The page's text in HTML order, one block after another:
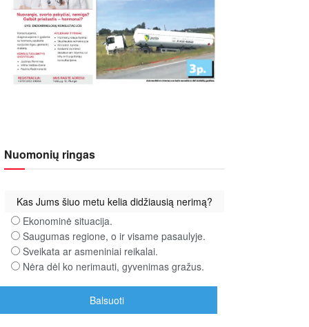
Nuomonių ringas
Kas Jums šiuo metu kelia didžiausią nerimą?
Ekonominė situacija.
Saugumas regione, o ir visame pasaulyje.
Sveikata ar asmeniniai reikalai.
Nėra dėl ko nerimauti, gyvenimas gražus.